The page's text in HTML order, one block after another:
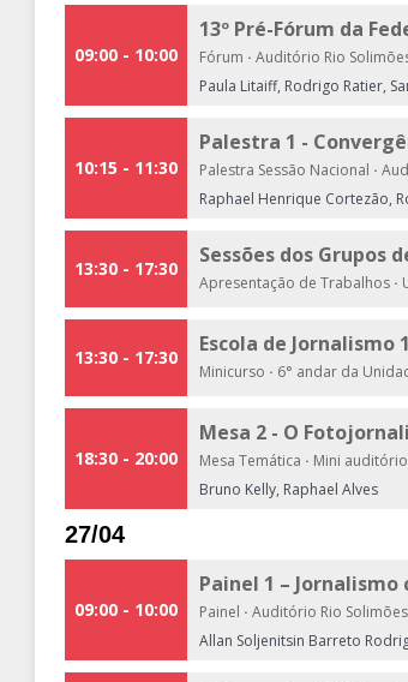
09:00 - 10:00
13º Pré-Fórum da
Fórum · Auditório Rio
Paula Litaiff, Rodrigo Ratier,
10:15 - 11:30
Palestra 1 -
Palestra Sessão Nacional ·
Raphael Henrique Cortezão,
13:30 - 17:30
Sessões dos Grupos
Apresentação de Trabalhos ·
13:30 - 17:30
Escola de
Minicurso · 6° andar da
18:30 - 20:00
Mesa 2 - O
Mesa Temática · Mini
Bruno Kelly, Raphael Alves
27/04
09:00 - 10:00
Painel 1 –
Painel · Auditório Rio
Allan Soljenitsin Barreto